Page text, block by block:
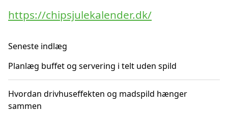
https://chipsjulekalender.dk/
Seneste indlæg
Planlæg buffet og servering i telt uden spild
Hvordan drivhuseffekten og madspild hænger
sammen